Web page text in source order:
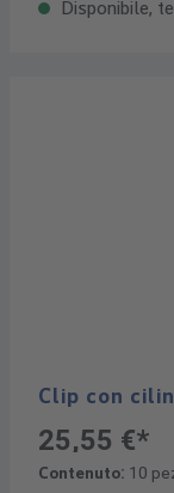
Disponibile,
Clip con
25,55 €*
Contenuto: 10